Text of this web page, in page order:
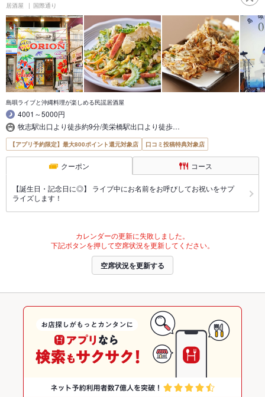
居酒屋 国際通り
島唄ライブと沖縄料理が楽しめる民謡居酒屋
4001～5000円
牧志駅出口より徒歩約9分/美栄橋駅出口より徒歩…
【アプリ予約限定】最大800ポイント還元対象店 口コミ投稿特典対象店
クーポン コース
【誕生日・記念日に◎】 ライブ中にお名前をお呼びしてお祝いをサプ
ライズします！
カレンダーの更新に失敗しました。
下記ボタンを押して空席状況を更新してください。
空席状況を更新する